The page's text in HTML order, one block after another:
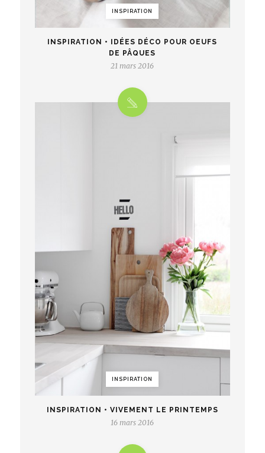
INSPIRATION
INSPIRATION • IDÉES DÉCO POUR OEUFS
DE PÂQUES
21 mars 2016
INSPIRATION
INSPIRATION • VIVEMENT LE PRINTEMPS
16 mars 2016